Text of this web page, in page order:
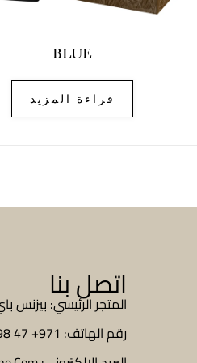
BLUE
قراءة المزيد
اتصل بنا
المتجر الرئيسي: بيزنس
رقم الهاتف: 971+ 47 098 888